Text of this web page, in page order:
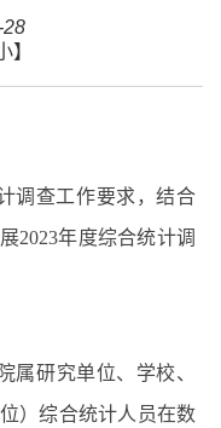
28
】
调查工作要求，结合
2023年度综合统计调
属研究单位、学校、
）综合统计人员在数